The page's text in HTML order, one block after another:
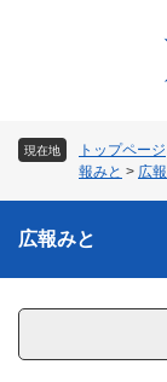
現在地 トップページ
報みと > 広
広報みと